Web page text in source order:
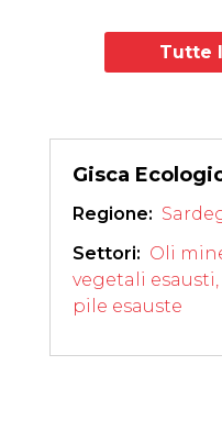
Tutte
Gisca
Regione:
Settori: Oli
vegetali esausti,
pile esauste